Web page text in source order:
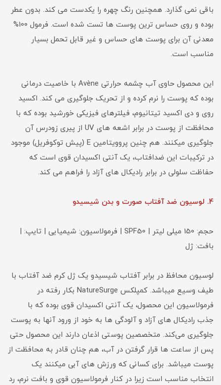
باقی نمی گذارد. همچنین رنگ چهره را یکدست می کند. بدون عطر
بوده و روی حساس ترین پوست ها تست شده است. فرمول 100%
معدنی آن برای پوست های حساس و غیر قابل تحمل بسیار
مناسب است.
این محصول حاوی آب چشمه حرارتی Avène با خاصیت درمانی
بوده که پوست را نرم کرده و از تحریک جلوگیری می کند. اکسید
روی و دی اکسید تیتانیوم، فیلترهای فیزیکی خورشید بوده که با
محافظت از پوست در برابر اشعه های UV از پیری زودرس آن
جلوگیری میکنند. هم چنین پروویتامین E (پیش توکوفریل) موجود
در ترکیبات این ضدافتاب، یک آنتی اکسیدان قوی است که
حفاظت سلولی در برابر رادیکال های آزاد را فراهم می کند.
4. لوسیون ضد آفتاب صورت و بدن شیسیدو
حجم: 150 میلی لیتر | SPF50 | فرمولاسیون: شیمیایی | تایپ: |
بافت: ژل
لوسیون محافظ در برابر آفتاب شیسیدو یک ژل کرم ضد آفتاب با
طیف وسیع میباشد. کمپلکس NatureSurge بکار رفته در
فرمولاسیون این محصول، یک آنتی اکسیدان قوی بوده که با
جذب رادیکال های آزاد و آلودگی ها به خود از ورود آنها به پوست
جلوگیری می‌کند. متخصصین پوستی اذعان دارند این محصول حتی
پس از ساعت‌ ها قرار گرفتن در آب، هم چنان قادر به محافظت از
پوست میباشد. برای کسانی که ورزش های آبی میکنند یک
انتخاب مناسب است زیرا در کنار فرمولاسیون قوی و بافت نرم، رد